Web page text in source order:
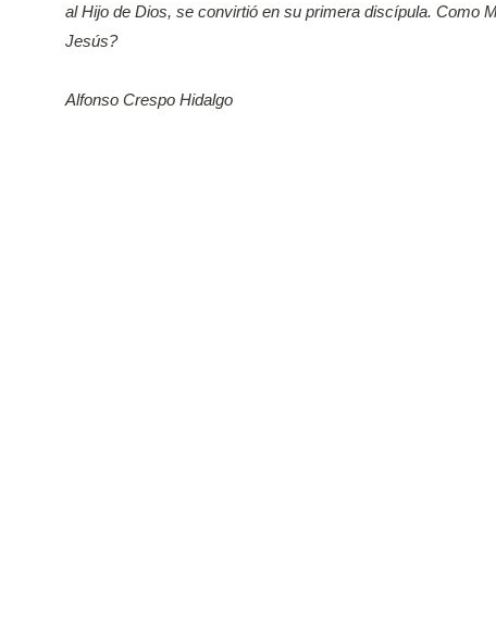
al Hijo de Dios, se convirtió en su primera discípula. Como
Jesús?
Alfonso Crespo Hidalgo